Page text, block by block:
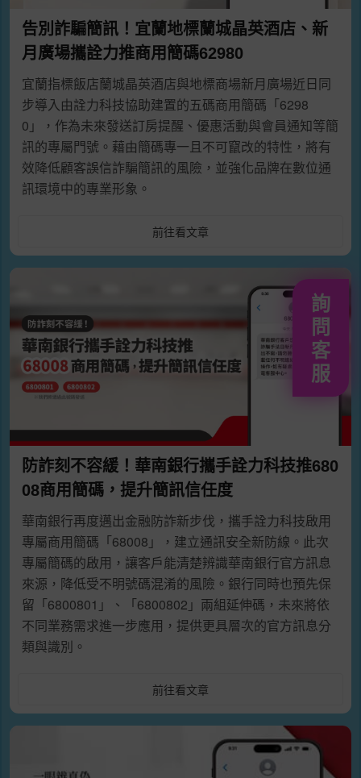
告別詐騙簡訊！宜蘭地標蘭城晶英酒店、新
月廣場攜詮力推商用簡碼62980
宜蘭指標飯店蘭城晶英酒店與地標商場新月廣場近日同
步導入由詮力科技協助建置的五碼商用簡碼「6298
0」，作為未來發送訂房提醒、優惠活動與會員通知等簡
訊的專屬門號。藉由簡碼專一且不可竄改的特性，將有
效降低顧客誤信詐騙簡訊的風險，並強化品牌在數位通
訊環境中的專業形象。
前往看文章
防詐刻不容緩！華南銀行攜手詮力科技推680
08商用簡碼，提升簡訊信任度
華南銀行再度邁出金融防詐新步伐，攜手詮力科技啟用
專屬商用簡碼「68008」，建立通訊安全新防線。此次
專屬簡碼的啟用，讓客戶能清楚辨識華南銀行官方訊息
來源，降低受不明號碼混淆的風險。銀行同時也預先保
留「6800801」、「6800802」兩組延伸碼，未來將依
不同業務需求進一步應用，提供更具層次的官方訊息分
類與識別。
前往看文章
詢
問
客
服